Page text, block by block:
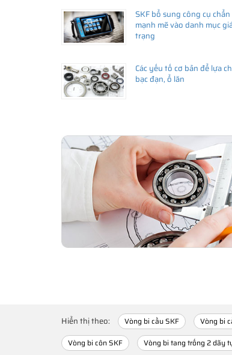
THÔNG TIN HỮU ÍCH
Vòng bi SKF chính hãng, Những lưu ý cơ bản
Xuất xứ vòng bi SKF chính hãng ở đâu?
Chất lượng vòng bi SKF chính hãng
SKF bổ sung công cụ
mạnh mẽ vào danh mục
trạng
Các yếu tố cơ bản để lựa
bạc đạn, ổ lăn
Hiển thị theo: Vòng bi cầu SKF Vòng bi
Vòng bi côn SKF
Vòng bi tang trống 2 dãy